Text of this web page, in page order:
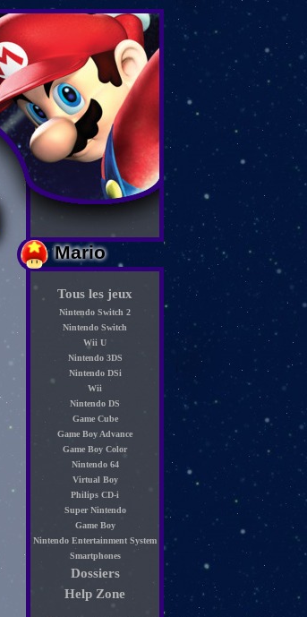
Mario
Tous les jeux
Nintendo Switch 2
Nintendo Switch
Wii U
Nintendo 3DS
Nintendo DSi
Wii
Nintendo DS
Game Cube
Game Boy Advance
Game Boy Color
Nintendo 64
Virtual Boy
Philips CD-i
Super Nintendo
Game Boy
Nintendo Entertainment System
Smartphones
Dossiers
Help Zone